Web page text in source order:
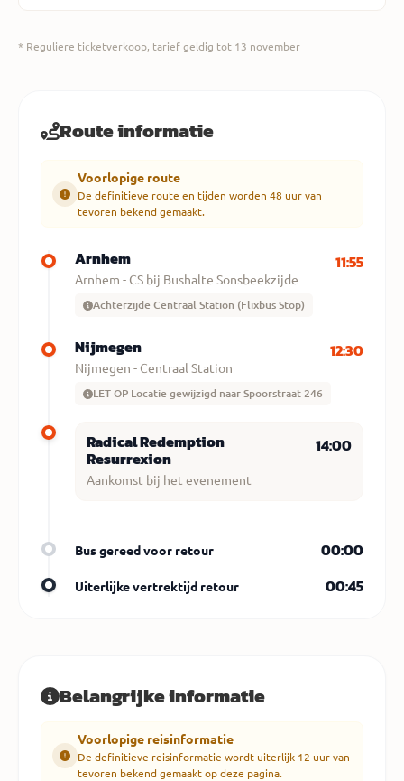
* Reguliere ticketverkoop, tarief geldig tot 13 november
Route informatie
Voorlopige route
De definitieve route en tijden worden 48 uur van
tevoren bekend gemaakt.
Arnhem
Arnhem - CS bij Bushalte Sonsbeekzijde
11:55
Achterzijde Centraal Station (Flixbus Stop)
Nijmegen
Nijmegen - Centraal Station
12:30
LET OP Locatie gewijzigd naar Spoorstraat 246
Radical Redemption
Resurrexion
Aankomst bij het evenement
14:00
Bus gereed voor retour 00:00
Uiterlijke vertrektijd retour 00:45
Belangrijke informatie
Voorlopige reisinformatie
De definitieve reisinformatie wordt uiterlijk 12 uur van
tevoren bekend gemaakt op deze pagina.